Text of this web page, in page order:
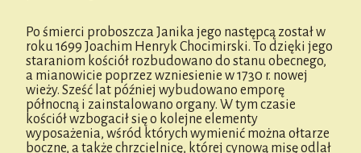
Po śmierci proboszcza Janika jego następcą został w
roku 1699 Joachim Henryk Chocimirski. To dzięki jego
staraniom kościół rozbudowano do stanu obecnego,
a mianowicie poprzez wzniesienie w 1730 r. nowej
wieży. Sześć lat później wybudowano emporę
północną i zainstalowano organy. W tym czasie
kościół wzbogacił się o kolejne elementy
wyposażenia, wśród których wymienić można ołtarze
boczne, a także chrzcielnicę, której cynową misę odlał